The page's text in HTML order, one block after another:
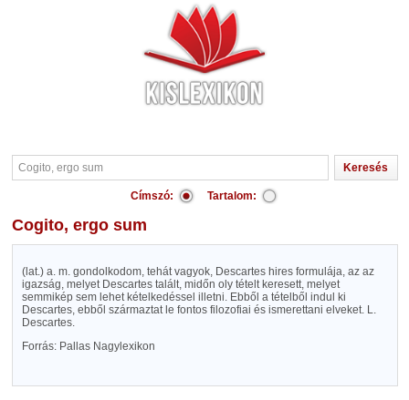
Címszó: Tartalom:
Cogito, ergo sum
(lat.) a. m. gondolkodom, tehát vagyok, Descartes hires formulája, az az
igazság, melyet Descartes talált, midőn oly tételt keresett, melyet
semmikép sem lehet kételkedéssel illetni. Ebből a tételből indul ki
Descartes, ebből származtat le fontos filozofiai és ismerettani elveket. L.
Descartes.
Forrás: Pallas Nagylexikon